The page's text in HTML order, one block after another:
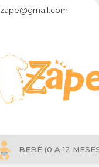
BEBÊ (0 A 12